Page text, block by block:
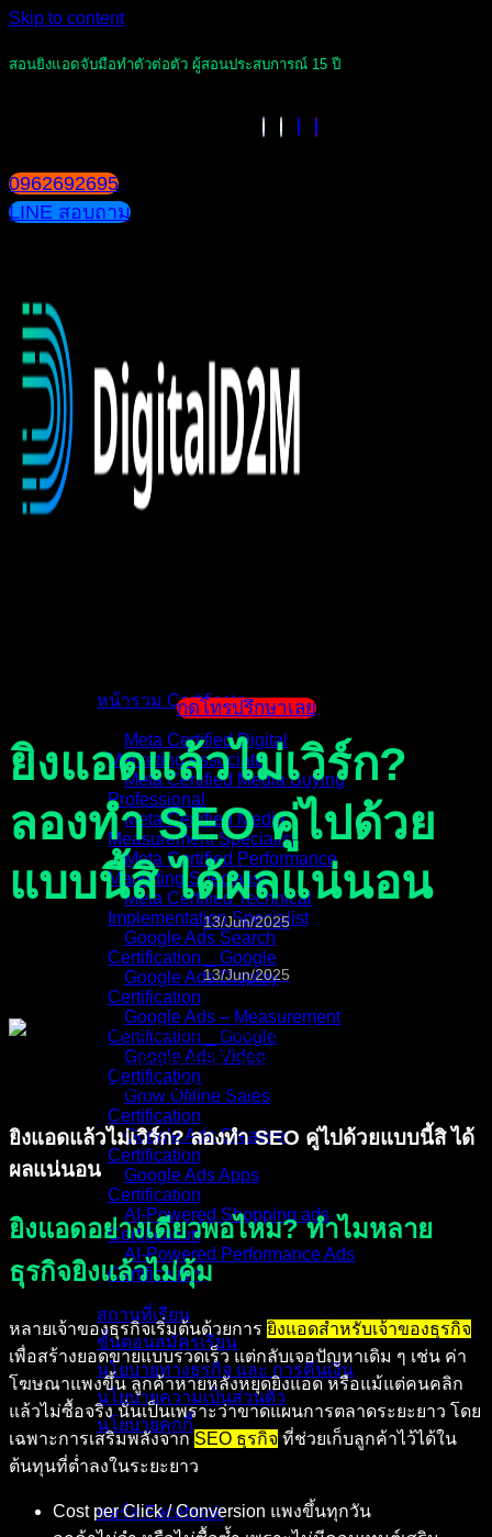
Skip to content
สอนยิงแอดจับมือทำตัวต่อตัว ผู้สอนประสบการณ์ 15 ปี
0962692695
LINE สอบถาม
หน้ารวม Certificate
Meta Certified Digital
Marketing Associate
Meta Certified Media Buying
Professional
Meta Certified Media
Measurement Specialist
Meta Certified Performance
Marketing Specialist
Meta Certified Technical
Implementation Specialist
Google Ads Search
Certification _ Google
Google Ads Display
Certification
Google Ads – Measurement
Certification _ Google
Google Ads Video
Certification
Grow Offline Sales
Certification
Google Ads Creative
Certification
Google Ads Apps
Certification
AI-Powered Shopping ads
Certification
AI-Powered Performance Ads
Certification
สถานที่เรียน
ขั้นตอนสมัครเรียน
นโยบายทางธุรกิจ และ การคืนเงิน
นโยบายความเป็นส่วนตัว
นโยบายคุกกี้
คอร์สทั้งหมด
คอร์ส Facebook
กดโทรปรึกษาเลย
ยิงแอดแล้วไม่เวิร์ก?
ลองทำ SEO คู่ไปด้วย
แบบนี้สิ ได้ผลแน่นอน
13/Jun/2025
13/Jun/2025
ยิงแอดแล้วไม่เวิร์ก? ลองทำ SEO คู่ไปด้วยแบบนี้สิ ได้
ผลแน่นอน
ยิงแอดอย่างเดียวพอไหม? ทำไมหลาย
ธุรกิจยิงแล้วไม่คุ้ม
หลายเจ้าของธุรกิจเริ่มต้นด้วยการ ยิงแอดสำหรับเจ้าของธุรกิจ
เพื่อสร้างยอดขายแบบรวดเร็ว แต่กลับเจอปัญหาเดิม ๆ เช่น ค่า
โฆษณาแพงขึ้น ลูกค้าหายหลังหยุดยิงแอด หรือแม้แต่คนคลิก
แล้วไม่ซื้อจริง นั่นเป็นเพราะว่าขาดแผนการตลาดระยะยาว โดย
เฉพาะการเสริมพลังจากSEO ธุรกิจ ที่ช่วยเก็บลูกค้าไว้ได้ใน
ต้นทุนที่ต่ำลงในระยะยาว
Cost per Click / Conversion แพงขึ้นทุกวัน